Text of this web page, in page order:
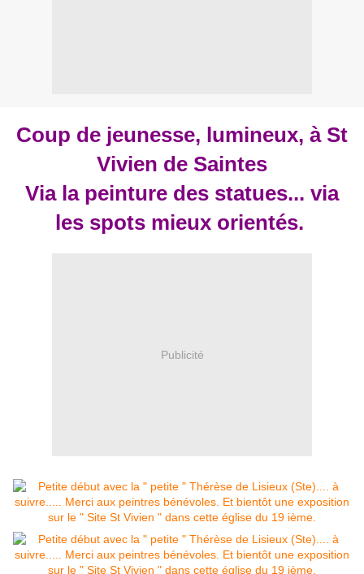
Coup de jeunesse, lumineux, à St
Vivien de Saintes
Via la peinture des statues... via
les spots mieux orientés.
Publicité